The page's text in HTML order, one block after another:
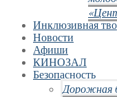
Инклюзивная
Новости
Афиши
КИНОЗАЛ
Безопасность
Дорожная